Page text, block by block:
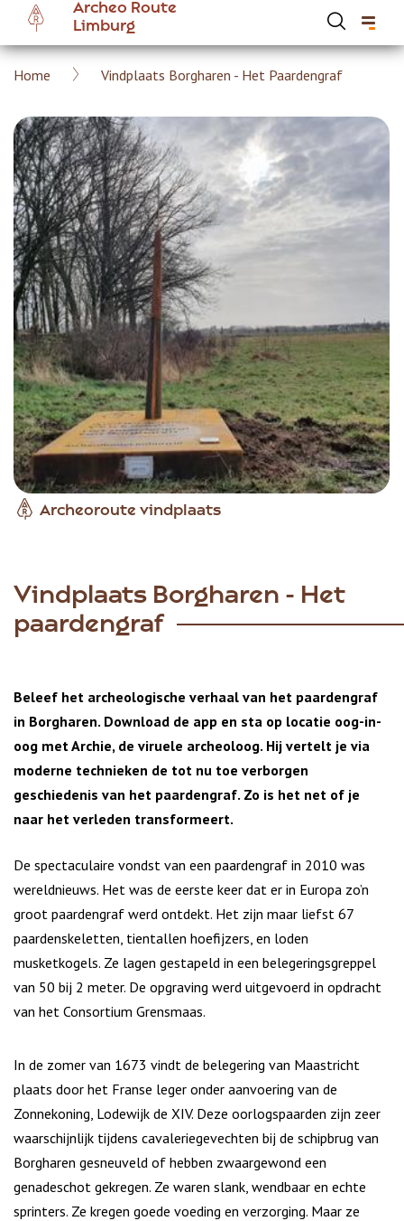
Overslaan
naar
gaan
Archeo Route
Limburg
Kruimelpad
Home Vindplaats Borgharen - Het Paardengraf
Archeoroute vindplaats
Vindplaats Borgharen - Het
paardengraf
Beleef het archeologische verhaal van het paardengraf
in Borgharen. Download de app en sta op locatie oog-in-
oog met Archie, de viruele archeoloog. Hij vertelt je via
moderne technieken de tot nu toe verborgen
geschiedenis van het paardengraf. Zo is het net of je
naar het verleden transformeert.
De spectaculaire vondst van een paardengraf in 2010 was
wereldnieuws. Het was de eerste keer dat er in Europa zo’n
groot paardengraf werd ontdekt. Het zijn maar liefst 67
paardenskeletten, tientallen hoefijzers, en loden
musketkogels. Ze lagen gestapeld in een belegeringsgreppel
van 50 bij 2 meter. De opgraving werd uitgevoerd in opdracht
van het Consortium Grensmaas.
In de zomer van 1673 vindt de belegering van Maastricht
plaats door het Franse leger onder aanvoering van de
Zonnekoning, Lodewijk de XIV. Deze oorlogspaarden zijn zeer
waarschijnlijk tijdens cavaleriegevechten bij de schipbrug van
Borgharen gesneuveld of hebben zwaargewond een
genadeschot gekregen. Ze waren slank, wendbaar en echte
sprinters. Ze kregen goede voeding en verzorging. Maar ze